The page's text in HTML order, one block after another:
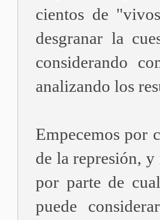
cientos de
desgranar la
considerando
analizando los
Empecemos por
de la represión, y
por parte de
puede